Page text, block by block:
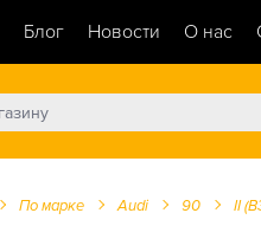
Блог Новости О нас
По марке Audi 90 II